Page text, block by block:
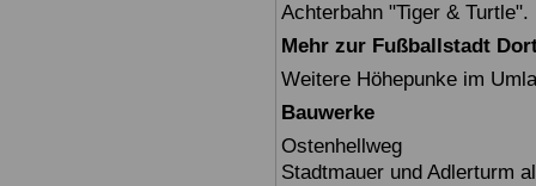
Achterbahn "Tiger & Turtle".
Mehr zur Fußballstadt
Weitere Höhepunke im
Bauwerke
Ostenhellweg
Stadtmauer und Adlerturm